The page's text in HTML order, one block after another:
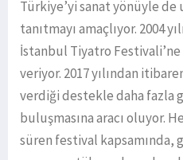
Türkiye’yi sanat yönüyle de
tanıtmayı amaçlıyor. 2004
İstanbul Tiyatro
veriyor. 2017 yılından
verdiği destekle daha fazla
buluşmasına aracı oluyor.
süren festival kapsamında,